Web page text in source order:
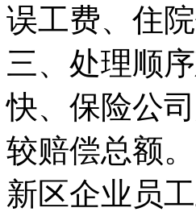
误工费、住
三、处理顺
快、保险公
较赔偿总额
新区企业员